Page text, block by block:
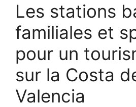
Les stations balnéaires
familiales et
pour un
sur la Costa
Valencia